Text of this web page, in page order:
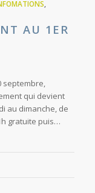
,
AU 1ER
septembre,
qui devient
au dimanche, de
gratuite puis…